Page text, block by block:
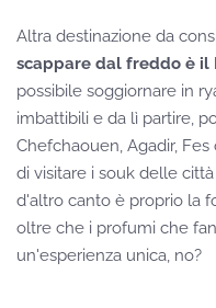
Altra destinazione da
scappare dal freddo è il
possibile soggiornare in
imbattibili e da lì partire,
Chefchaouen, Agadir,
di visitare i souk delle
d'altro canto è proprio la
oltre che i profumi che
un'esperienza unica, no?